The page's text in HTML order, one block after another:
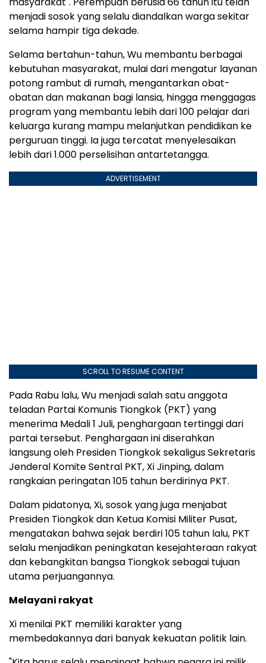
menjadi sosok yang selalu diandalkan warga sekitar
selama hampir tiga dekade.
Selama bertahun-tahun, Wu membantu berbagai
kebutuhan masyarakat, mulai dari mengatur layanan
potong rambut di rumah, mengantarkan obat-
obatan dan makanan bagi lansia, hingga menggagas
program yang membantu lebih dari 100 pelajar dari
keluarga kurang mampu melanjutkan pendidikan ke
perguruan tinggi. Ia juga tercatat menyelesaikan
lebih dari 1.000 perselisihan antartetangga.
ADVERTISEMENT
SCROLL TO RESUME CONTENT
Pada Rabu lalu, Wu menjadi salah satu anggota
teladan Partai Komunis Tiongkok (PKT) yang
menerima Medali 1 Juli, penghargaan tertinggi dari
partai tersebut. Penghargaan ini diserahkan
langsung oleh Presiden Tiongkok sekaligus Sekretaris
Jenderal Komite Sentral PKT, Xi Jinping, dalam
rangkaian peringatan 105 tahun berdirinya PKT.
Dalam pidatonya, Xi, sosok yang juga menjabat
Presiden Tiongkok dan Ketua Komisi Militer Pusat,
mengatakan bahwa sejak berdiri 105 tahun lalu, PKT
selalu menjadikan peningkatan kesejahteraan rakyat
dan kebangkitan bangsa Tiongkok sebagai tujuan
utama perjuangannya.
Melayani rakyat
Xi menilai PKT memiliki karakter yang
membedakannya dari banyak kekuatan politik lain.